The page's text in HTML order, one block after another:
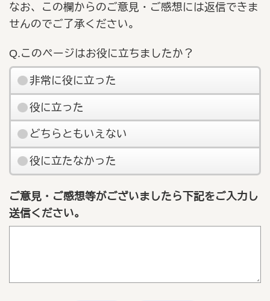
なお、この欄からのご意見・ご感想には返信できま
せんのでご了承ください。
Q.このページはお役に立ちましたか？
非常に役に立った
役に立った
どちらともいえない
役に立たなかった
ご意見・ご感想等がございましたら下記をご入力し
送信ください。